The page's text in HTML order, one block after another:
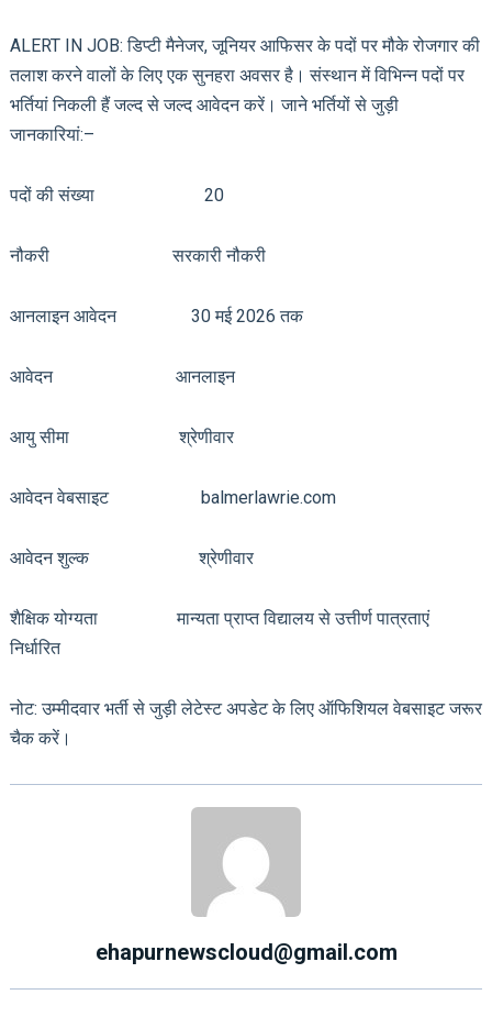
ALERT IN JOB: डिप्टी मैनेजर, जूनियर आफिसर के पदों पर मौके रोजगार की
तलाश करने वालों के लिए एक सुनहरा अवसर है। संस्थान में विभिन्न पदों पर
भर्तियां निकली हैं जल्द से जल्द आवेदन करें। जाने भर्तियों से जुड़ी
जानकारियां:–
पदों की संख्या 20
नौकरी सरकारी नौकरी
आनलाइन आवेदन 30 मई 2026 तक
आवेदन आनलाइन
आयु सीमा श्रेणीवार
आवेदन वेबसाइट balmerlawrie.com
आवेदन शुल्क श्रेणीवार
शैक्षिक योग्यता मान्यता प्राप्त विद्यालय से उत्तीर्ण पात्रताएं
निर्धारित
नोट: उम्मीदवार भर्ती से जुड़ी लेटेस्ट अपडेट के लिए ऑफिशियल वेबसाइट जरूर
चैक करें।
ehapurnewscloud@gmail.com